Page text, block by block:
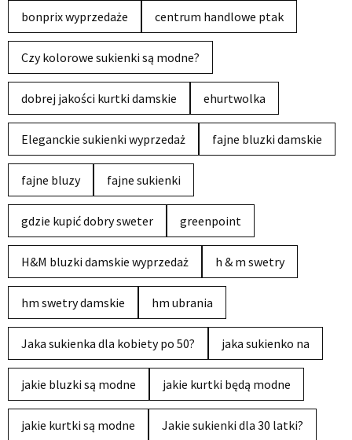
bonprix wyprzedaże centrum handlowe ptak
Czy kolorowe sukienki są modne?
dobrej jakości kurtki damskie ehurtwolka
Eleganckie sukienki wyprzedaż fajne bluzki damskie
fajne bluzy fajne sukienki
gdzie kupić dobry sweter greenpoint
H&M bluzki damskie wyprzedaż h & m swetry
hm swetry damskie hm ubrania
Jaka sukienka dla kobiety po 50? jaka sukienko na
jakie bluzki są modne jakie kurtki będą modne
jakie kurtki są modne Jakie sukienki dla 30 latki?